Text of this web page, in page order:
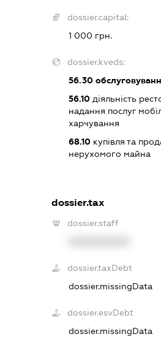
dossier.capital:
1 000 грн.
dossier.kveds:
56.30
56.10 діяльність
надання послуг
харчування
68.10 купівля та
нерухомого майна
dossier.tax
dossier.staff
dossier.taxDebt
dossier.missingData
dossier.esvDebt
dossier.missingData